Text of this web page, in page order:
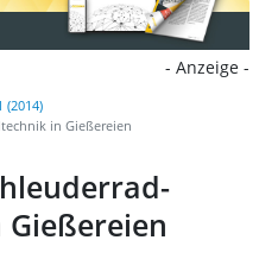
- Anzeige -
(2014)
in Gießereien